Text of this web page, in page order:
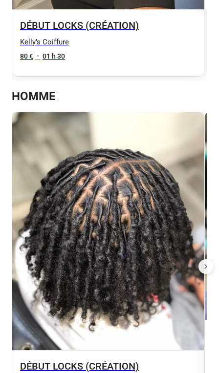
DÉBUT LOCKS (CRÉATION)
Kelly’s Coiffure
80 € • 01 h 30
HOMME
DÉBUT LOCKS (CRÉATION)